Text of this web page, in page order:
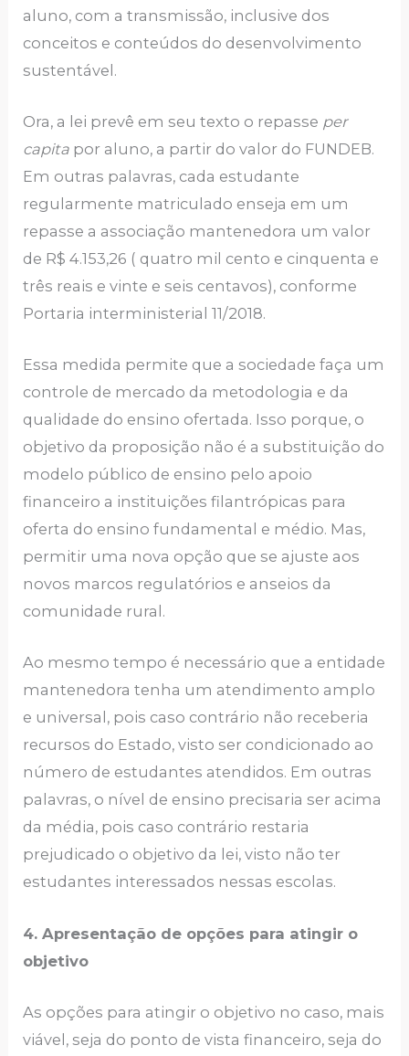
aluno, com a transmissão, inclusive dos
conceitos e conteúdos do desenvolvimento
sustentável.
Ora, a lei prevê em seu texto o repasse per
capita por aluno, a partir do valor do FUNDEB.
Em outras palavras, cada estudante
regularmente matriculado enseja em um
repasse a associação mantenedora um valor
de R$ 4.153,26 ( quatro mil cento e cinquenta e
três reais e vinte e seis centavos), conforme
Portaria interministerial 11/2018.
Essa medida permite que a sociedade faça um
controle de mercado da metodologia e da
qualidade do ensino ofertada. Isso porque, o
objetivo da proposição não é a substituição do
modelo público de ensino pelo apoio
financeiro a instituições filantrópicas para
oferta do ensino fundamental e médio. Mas,
permitir uma nova opção que se ajuste aos
novos marcos regulatórios e anseios da
comunidade rural.
Ao mesmo tempo é necessário que a entidade
mantenedora tenha um atendimento amplo
e universal, pois caso contrário não receberia
recursos do Estado, visto ser condicionado ao
número de estudantes atendidos. Em outras
palavras, o nível de ensino precisaria ser acima
da média, pois caso contrário restaria
prejudicado o objetivo da lei, visto não ter
estudantes interessados nessas escolas.
4. Apresentação de opções para atingir o
objetivo
As opções para atingir o objetivo no caso, mais
viável, seja do ponto de vista financeiro, seja do